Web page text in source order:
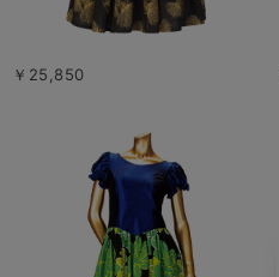
￥25,850